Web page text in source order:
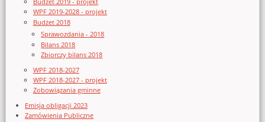
WPF 2019-2028 - projekt
Budżet 2018
Sprawozdania - 2018
Bilans 2018
Zbiorczy bilans 2018
WPF 2018-2027
WPF 2018-2027 - projekt
Zobowiązania gminne
Emisja obligacji 2023
Zamówienia Publiczne